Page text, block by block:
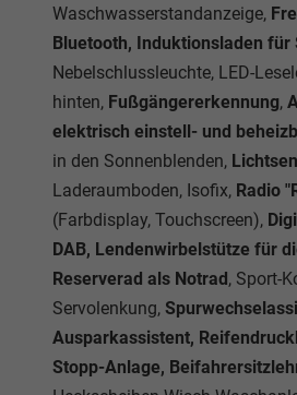
Waschwasserstandanzeige,
Bluetooth, Induktionsladen für
Nebelschlussleuchte, LED-
hinten, Fußgängererkennung,
elektrisch einstell- und
in den Sonnenblenden,
Laderaumboden, Isofix, Radio
(Farbdisplay, Touchscreen),
DAB, Lendenwirbelstütze für
Reserverad als Notrad, Sport-
Servolenkung,
Ausparkassistent,
Stopp-Anlage,